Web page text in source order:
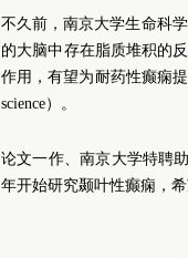
不久前，南京大学生命科
的大脑中存在脂质堆积的
作用，有望为耐药性癫痫
science）。
论文一作、南京大学特聘
年开始研究颞叶性癫痫，